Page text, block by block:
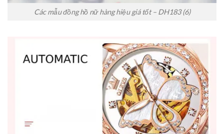
Các mẫu đồng hồ nữ hàng hiệu giá tốt – DH183 (6)